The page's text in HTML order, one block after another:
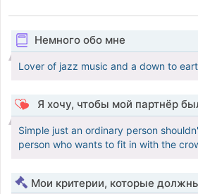
Немного обо мне
Lover of jazz music and a down to
Я хочу, чтобы мой партнёр
Simple just an ordinary person
person who wants to fit in with the
Мои критерии, которые